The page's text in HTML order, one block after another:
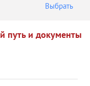
Выбрать
путь и документы